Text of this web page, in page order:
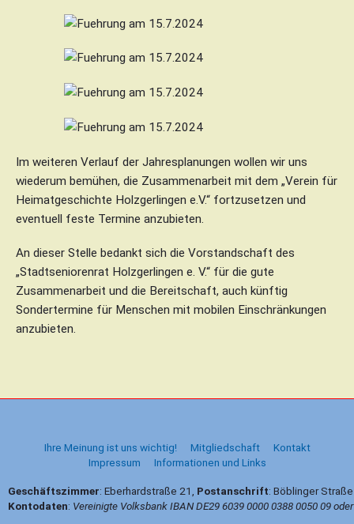
Im weiteren Verlauf der Jahresplanungen wollen wir uns
wiederum bemühen, die Zusammenarbeit mit dem „Verein für
Heimatgeschichte Holzgerlingen e.V.“ fortzusetzen und
eventuell feste Termine anzubieten.
An dieser Stelle bedankt sich die Vorstandschaft des
„Stadtseniorenrat Holzgerlingen e. V.“ für die gute
Zusammenarbeit und die Bereitschaft, auch künftig
Sondertermine für Menschen mit mobilen Einschränkungen
anzubieten.
e
g
s
Ihre Meinung ist uns wichtig! Mitgliedschaft
Kontakt
Impressum
Informationen und Links
Geschäftszimmer: Eberhardstraße 21, Postanschrift: Böblinger
Kontodaten: Vereinigte Volksbank IBAN DE29 6039 0000 0388 0050 09